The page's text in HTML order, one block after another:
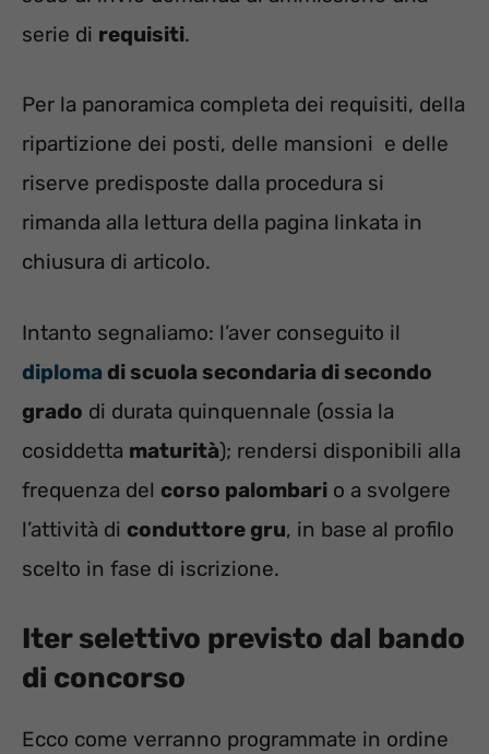
serie di requisiti.
Per la panoramica completa dei requisiti, della
ripartizione dei posti, delle mansioni e delle
riserve predisposte dalla procedura si
rimanda alla lettura della pagina linkata in
chiusura di articolo.
Intanto segnaliamo: l’aver conseguito il
diploma di scuola secondaria di secondo
grado di durata quinquennale (ossia la
cosiddetta maturità); rendersi disponibili alla
frequenza del corso palombari o a svolgere
l’attività di conduttore gru, in base al profilo
scelto in fase di iscrizione.
Iter selettivo previsto dal bando
di concorso
Ecco come verranno programmate in ordine